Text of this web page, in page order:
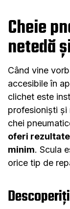
Cheie
netedă
Când vine
accesibile în
clichet este
profesioniști și
chei
oferi
minim. Scula
orice tip de